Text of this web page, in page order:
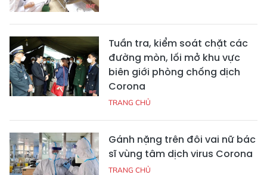
Tuần tra, kiểm soát chặt các
đường mòn, lối mở khu vực
biên giới phòng chống dịch
Corona
TRANG CHỦ
Gánh nặng trên đôi vai nữ bác
sĩ vùng tâm dịch virus Corona
TRANG CHỦ